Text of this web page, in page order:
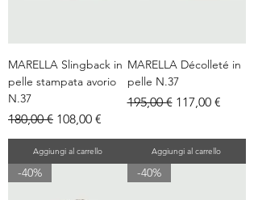
MARELLA Slingback in
pelle stampata avorio
N.37
Prezzo regolare
180,00 € Prezzo scontato
108,00 €
Aggiungi al carrello
MARELLA Décolleté in
pelle N.37
Prezzo regolare
195,00 € Prezzo scontato
117,00 €
Aggiungi al carrello
-40% -40%